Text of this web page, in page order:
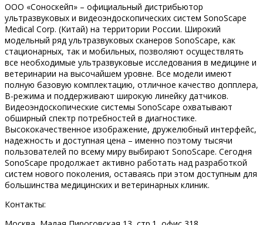
ООО «Соноскейп» – официальный дистрибьютор
ультразвуковых и видеоэндоскопических систем SonoScape
Medical Corp. (Китай) на территории России. Широкий
модельный ряд ультразвуковых сканеров SonoScape, как
стационарных, так и мобильных, позволяют осуществлять
все необходимые ультразвуковые исследования в медицине и
ветеринарии на высочайшем уровне. Все модели имеют
полную базовую комплектацию, отличное качество допплера,
В-режима и поддерживают широкую линейку датчиков.
Видеоэндоскопические системы SonoScape охватывают
обширный спектр потребностей в диагностике.
Высококачественное изображение, дружелюбный интерфейс,
надежность и доступная цена – именно поэтому тысячи
пользователей по всему миру выбирают SonoScape. Сегодня
SonoScape продолжает активно работать над разработкой
систем нового поколения, оставаясь при этом доступным для
большинства медицинских и ветеринарных клиник.
Контакты: